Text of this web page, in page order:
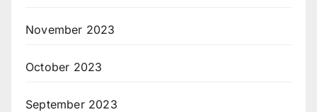
November 2023
October 2023
September 2023